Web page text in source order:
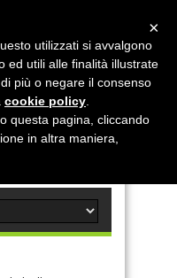
×
utilizzati si avvalgono
ed utili alle finalità illustrate
più o negare il consenso
cookie policy
questa pagina, cliccando
in altra maniera,